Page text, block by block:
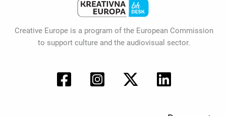
Creative Europe is a program of the European Commission
to support culture and the audiovisual sector.